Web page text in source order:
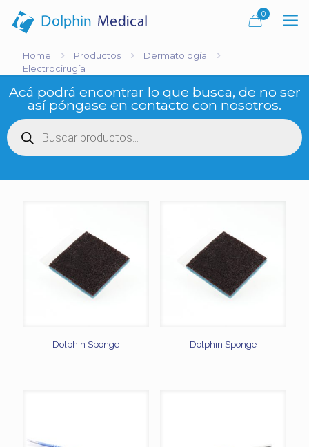
0
Home Productos
Dermatología
Electrocirugía
Acá podrá encontrar lo que busca, de no ser
así póngase en contacto con nosotros.
Búsqueda
de
productos
Dolphin Sponge Dolphin Sponge